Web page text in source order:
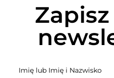
Imię lub Imię i Nazwisko